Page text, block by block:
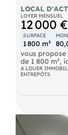
LOCAL
LOYER MENSUEL
12 000 €
SURFACE
1 800 m²
vous
de 1 800 m²,
sécurisé sur
proximité des
votre
climatisés.
accessible
A LOUER
ENTREPÔTS